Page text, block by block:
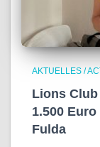
AKTUELLES /
Lions
1.500
Fulda